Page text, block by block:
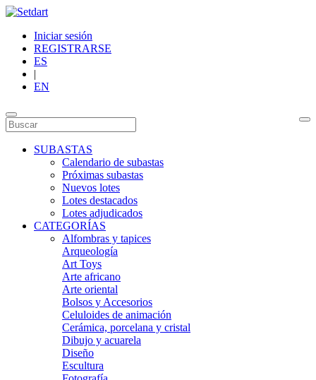
Iniciar sesión
REGISTRARSE
ES
|
EN
SUBASTAS
Calendario de subastas
Próximas subastas
Nuevos lotes
Lotes destacados
Lotes adjudicados
CATEGORÍAS
Alfombras y tapices
Arqueología
Art Toys
Arte africano
Arte oriental
Bolsos y Accesorios
Celuloides de animación
Cerámica, porcelana y cristal
Dibujo y acuarela
Diseño
Escultura